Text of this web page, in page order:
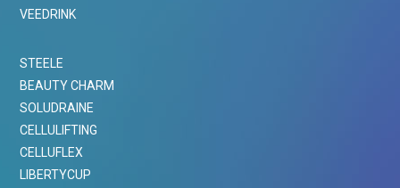
VEEDRINK
STEELE
BEAUTY CHARM
SOLUDRAINE
CELLULIFTING
CELLUFLEX
LIBERTYCUP